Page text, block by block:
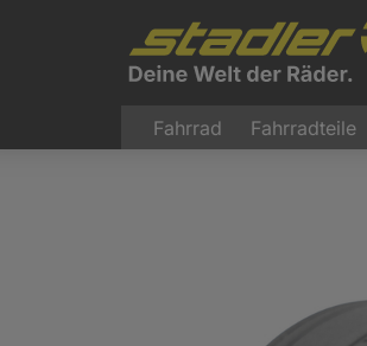
Fahrrad Fahrradteile